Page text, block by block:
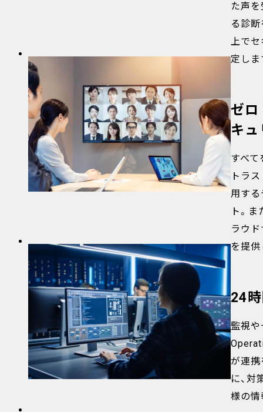
た声
る診断
上でセ
定しま
ゼロ
キ
すべ
トラス
用する
ト。
ラウ
を提供
24
監視や
が連携
に、対
様の情